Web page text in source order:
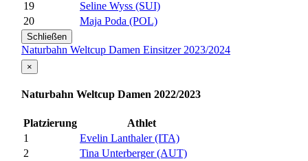
19
Seline Wyss (SUI)
20
Maja Poda (POL)
Schließen
Naturbahn Weltcup Damen Einsitzer 2023/2024
×
Naturbahn Weltcup Damen 2022/2023
Platzierung
Athlet
1
Evelin Lanthaler (ITA)
2
Tina Unterberger (AUT)